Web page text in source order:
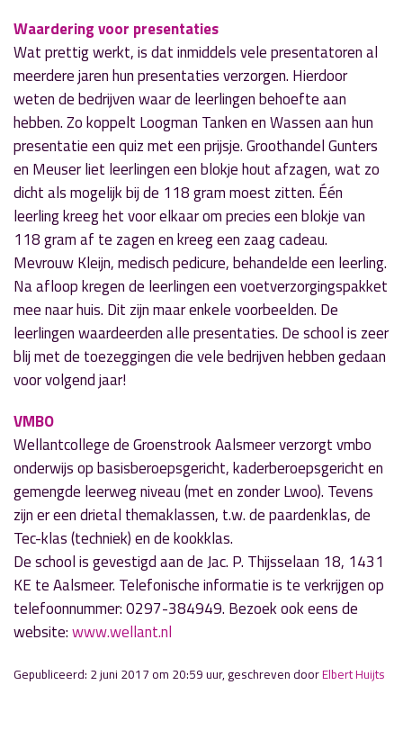
Waardering voor presentaties
Wat prettig werkt, is dat inmiddels vele presentatoren al
meerdere jaren hun presentaties verzorgen. Hierdoor
weten de bedrijven waar de leerlingen behoefte aan
hebben. Zo koppelt Loogman Tanken en Wassen aan hun
presentatie een quiz met een prijsje. Groothandel Gunters
en Meuser liet leerlingen een blokje hout afzagen, wat zo
dicht als mogelijk bij de 118 gram moest zitten. Één
leerling kreeg het voor elkaar om precies een blokje van
118 gram af te zagen en kreeg een zaag cadeau.
Mevrouw Kleijn, medisch pedicure, behandelde een leerling.
Na afloop kregen de leerlingen een voetverzorgingspakket
mee naar huis. Dit zijn maar enkele voorbeelden. De
leerlingen waardeerden alle presentaties. De school is zeer
blij met de toezeggingen die vele bedrijven hebben gedaan
voor volgend jaar!
VMBO
Wellantcollege de Groenstrook Aalsmeer verzorgt vmbo
onderwijs op basisberoepsgericht, kaderberoepsgericht en
gemengde leerweg niveau (met en zonder Lwoo). Tevens
zijn er een drietal themaklassen, t.w. de paardenklas, de
Tec-klas (techniek) en de kookklas.
De school is gevestigd aan de Jac. P. Thijsselaan 18, 1431
KE te Aalsmeer. Telefonische informatie is te verkrijgen op
telefoonnummer: 0297-384949. Bezoek ook eens de
website:www.wellant.nl
Gepubliceerd: 2 juni 2017 om 20:59 uur, geschreven doorElbert Huijts